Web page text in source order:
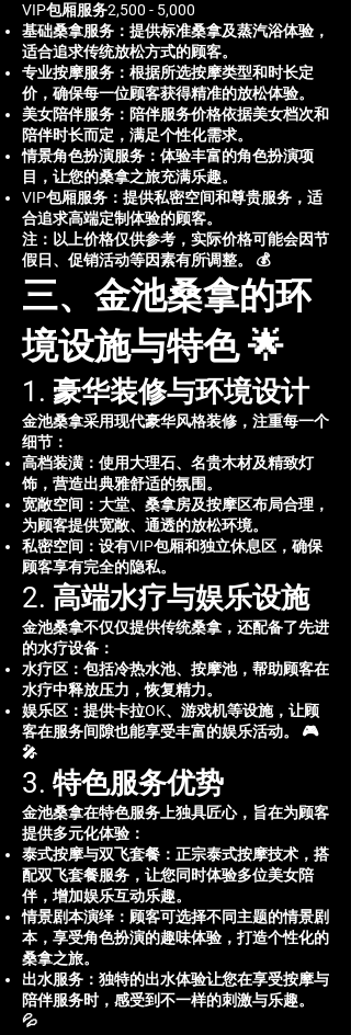
VIP包厢服务2,500 - 5,000
基础桑拿服务：提供标准桑拿及蒸汽浴体验，
适合追求传统放松方式的顾客。
专业按摩服务：根据所选按摩类型和时长定
价，确保每一位顾客获得精准的放松体验。
美女陪伴服务：陪伴服务价格依据美女档次和
陪伴时长而定，满足个性化需求。
情景角色扮演服务：体验丰富的角色扮演项
目，让您的桑拿之旅充满乐趣。
VIP包厢服务：提供私密空间和尊贵服务，适
合追求高端定制体验的顾客。
注：以上价格仅供参考，实际价格可能会因节
假日、促销活动等因素有所调整。 💰
三、金池桑拿的环
境设施与特色 🌟
1. 豪华装修与环境设计
金池桑拿采用现代豪华风格装修，注重每一个
细节：
高档装潢：使用大理石、名贵木材及精致灯
饰，营造出典雅舒适的氛围。
宽敞空间：大堂、桑拿房及按摩区布局合理，
为顾客提供宽敞、通透的放松环境。
私密空间：设有VIP包厢和独立休息区，确保
顾客享有完全的隐私。
2. 高端水疗与娱乐设施
金池桑拿不仅仅提供传统桑拿，还配备了先进
的水疗设备：
水疗区：包括冷热水池、按摩池，帮助顾客在
水疗中释放压力，恢复精力。
娱乐区：提供卡拉OK、游戏机等设施，让顾
客在服务间隙也能享受丰富的娱乐活动。 🎮
🎤
3. 特色服务优势
金池桑拿在特色服务上独具匠心，旨在为顾客
提供多元化体验：
泰式按摩与双飞套餐：正宗泰式按摩技术，搭
配双飞套餐服务，让您同时体验多位美女陪
伴，增加娱乐互动乐趣。
情景剧本演绎：顾客可选择不同主题的情景剧
本，享受角色扮演的趣味体验，打造个性化的
桑拿之旅。
出水服务：独特的出水体验让您在享受按摩与
陪伴服务时，感受到不一样的刺激与乐趣。
💦